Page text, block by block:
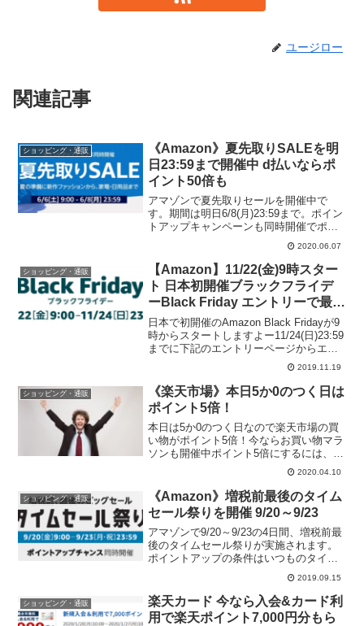
ユージロー
関連記事
ショッピング・通販
《Amazon》夏先取りSALEを明
日23:59まで開催中 d払いならポ
イント50倍も
アマゾンで夏先取りセールを開催中で
す。期間は明日6/8(月)23:59まで。ポイン
トアップキャンペーンも同時開催でポイ
ント最大7.5%(上限5,000ポイント)。ポイ
ントアップキャンペーンの詳細キャンペ
ーンの参加条件は、下記のキャンペーン
ペ...
2020.06.07
ショッピング・通販
【Amazon】11/22(金)9時スター
ト 日本初開催ブラックフライデ
ーBlack Friday エントリーで最大
5,000ポイントが当たる！
日本で初開催のAmazon Black Fridayが9
時からスタートしますよー11/24(日)23:59
までに下記のエントリーページからエン
トリーすれば最大5,000ポイントが当たる
キャンペーンも実施中。アマゾン ブラッ
クフライデー エン...
2019.11.19
ショッピング・通販
《楽天市場》本日5か0のつく日は
ポイント5倍！
本日は5か0のつく日なので楽天市場の買
い物がポイント5倍！今ならお買い物マラ
ソンも開催中ポイント5倍にするには、1.
下記のキャンペーンページからエントリ
ーして、楽天市場 毎月5と0のつく日 ポイ
ント5倍2. 楽天カードで買い物するだけ！
楽...
2020.04.10
ショッピング・通販
《Amazon》増税前最後のタイム
セール祭りを開催 9/20～9/23
アマゾンで9/20～9/23の4日間、増税前最
後のタイムセール祭りが実施されます。
ポイントアップの条件はいつものタイム
セール祭りと同じですね。↓タイムセール
祭りの詳細とキャンペーンへのエントリ
ーはこちら↓増税前、最後のビッグセール
タイムセ...
2019.09.15
ショッピング・通販
楽天カード 今なら入会&カード利
用で楽天ポイント7,000円分もら